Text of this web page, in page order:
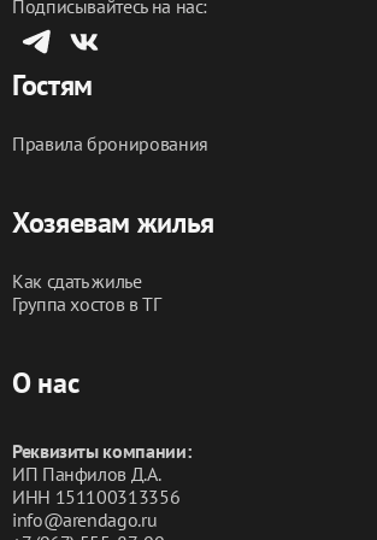
Подписывайтесь на нас:
Гостям
Правила бронирования
Хозяевам жилья
Как сдать жилье
Группа хостов в ТГ
О нас
Реквизиты компании:
ИП Панфилов Д.А.
ИНН 151100313356
info@arendago.ru